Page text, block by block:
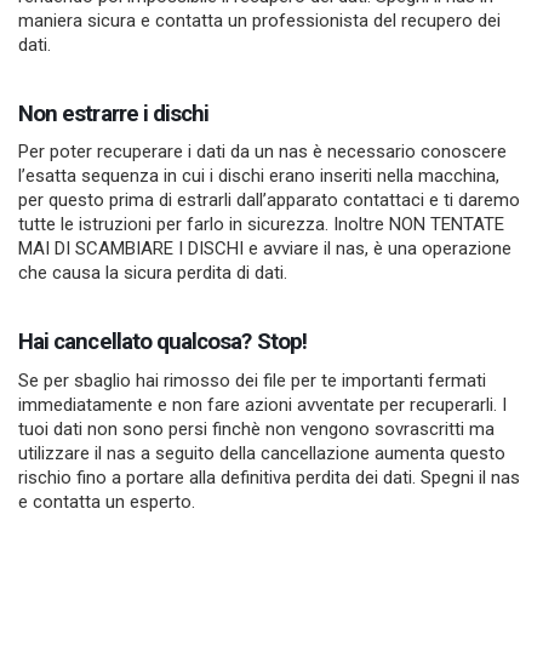
maniera sicura e contatta un professionista del recupero dei
dati.
Non estrarre i dischi
Per poter recuperare i dati da un nas è necessario conoscere
l’esatta sequenza in cui i dischi erano inseriti nella macchina,
per questo prima di estrarli dall’apparato contattaci e ti daremo
tutte le istruzioni per farlo in sicurezza. Inoltre NON TENTATE
MAI DI SCAMBIARE I DISCHI e avviare il nas, è una operazione
che causa la sicura perdita di dati.
Hai cancellato qualcosa? Stop!
Se per sbaglio hai rimosso dei file per te importanti fermati
immediatamente e non fare azioni avventate per recuperarli. I
tuoi dati non sono persi finchè non vengono sovrascritti ma
utilizzare il nas a seguito della cancellazione aumenta questo
rischio fino a portare alla definitiva perdita dei dati. Spegni il nas
e contatta un esperto.